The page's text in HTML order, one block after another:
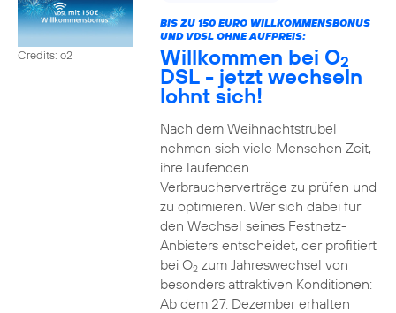
Credits: o2
BIS ZU 150 EURO WILLKOMMENSBONUS
UND VDSL OHNE AUFPREIS:
Willkommen bei O2
DSL - jetzt wechseln
lohnt sich!
Nach dem Weihnachtstrubel
nehmen sich viele Menschen Zeit,
ihre laufenden
Verbraucherverträge zu prüfen und
zu optimieren. Wer sich dabei für
den Wechsel seines Festnetz-
Anbieters entscheidet, der profitiert
bei O2zum Jahreswechsel von
besonders attraktiven Konditionen:
Ab dem 27. Dezember erhalten